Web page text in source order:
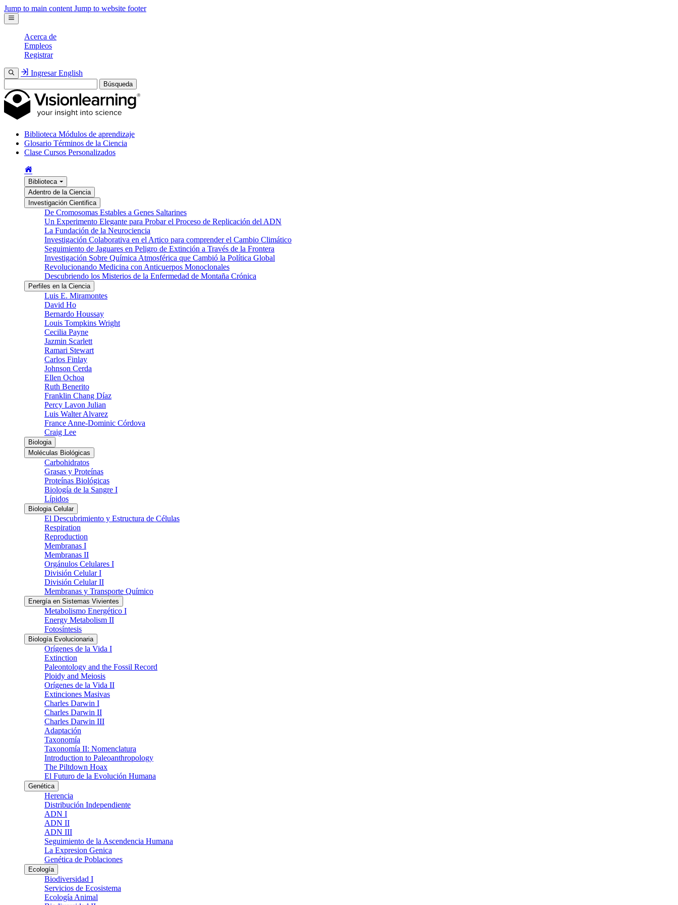
Jump to main content Jump to website footer
Acerca de
Empleos
Registrar
Ingresar English
Búsqueda
Biblioteca Módulos de aprendizaje
Glosario Términos de la Ciencia
Clase Cursos Personalizados
Biblioteca
Adentro de la Ciencia
Investigación Cientifica
De Cromosomas Estables a Genes Saltarines
Un Experimento Elegante para Probar el Proceso de Replicación del ADN
La Fundación de la Neurociencia
Investigación Colaborativa en el Artico para comprender el Cambio Climático
Seguimiento de Jaguares en Peligro de Extinción a Través de la Frontera
Investigación Sobre Química Atmosférica que Cambió la Política Global
Revolucionando Medicina con Anticuerpos Monoclonales
Descubriendo los Misterios de la Enfermedad de Montaña Crónica
Perfiles en la Ciencia
Luis E. Miramontes
David Ho
Bernardo Houssay
Louis Tompkins Wright
Cecilia Payne
Jazmin Scarlett
Ramari Stewart
Carlos Finlay
Johnson Cerda
Ellen Ochoa
Ruth Benerito
Franklin Chang Díaz
Percy Lavon Julian
Luis Walter Alvarez
France Anne-Dominic Córdova
Craig Lee
Biologia
Moléculas Biológicas
Carbohidratos
Grasas y Proteínas
Proteínas Biológicas
Biología de la Sangre I
Lípidos
Biologia Celular
El Descubrimiento y Estructura de Células
Respiration
Reproduction
Membranas I
Membranas II
Orgánulos Celulares I
División Celular I
División Celular II
Membranas y Transporte Químico
Energía en Sistemas Vivientes
Metabolismo Energético I
Energy Metabolism II
Fotosíntesis
Biología Evolucionaria
Orígenes de la Vida I
Extinction
Paleontology and the Fossil Record
Ploidy and Meiosis
Orígenes de la Vida II
Extinciones Masivas
Charles Darwin I
Charles Darwin II
Charles Darwin III
Adaptación
Taxonomía
Taxonomía II: Nomenclatura
Introduction to Paleoanthropology
The Piltdown Hoax
El Futuro de la Evolución Humana
Genética
Herencia
Distribución Independiente
ADN I
ADN II
ADN III
Seguimiento de la Ascendencia Humana
La Expresion Genica
Genética de Poblaciones
Ecología
Biodiversidad I
Servicios de Ecosistema
Ecología Animal